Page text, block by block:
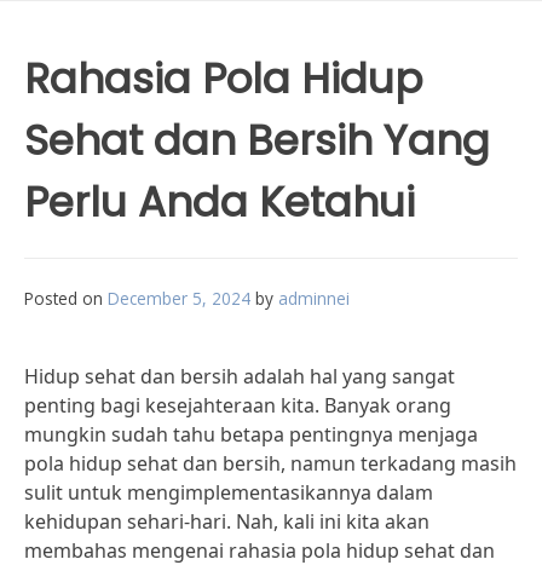
Rahasia Pola Hidup
Sehat dan Bersih Yang
Perlu Anda Ketahui
Posted on December 5, 2024 by adminnei
Hidup sehat dan bersih adalah hal yang sangat
penting bagi kesejahteraan kita. Banyak orang
mungkin sudah tahu betapa pentingnya menjaga
pola hidup sehat dan bersih, namun terkadang masih
sulit untuk mengimplementasikannya dalam
kehidupan sehari-hari. Nah, kali ini kita akan
membahas mengenai rahasia pola hidup sehat dan